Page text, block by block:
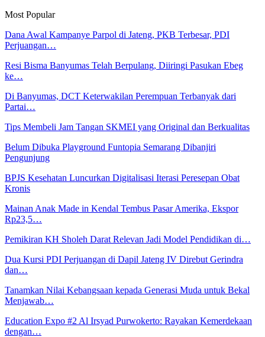
Most Popular
Dana Awal Kampanye Parpol di Jateng, PKB Terbesar, PDI
Perjuangan…
Resi Bisma Banyumas Telah Berpulang, Diiringi Pasukan Ebeg
ke…
Di Banyumas, DCT Keterwakilan Perempuan Terbanyak dari
Partai…
Tips Membeli Jam Tangan SKMEI yang Original dan Berkualitas
Belum Dibuka Playground Funtopia Semarang Dibanjiri
Pengunjung
BPJS Kesehatan Luncurkan Digitalisasi Iterasi Peresepan Obat
Kronis
Mainan Anak Made in Kendal Tembus Pasar Amerika, Ekspor
Rp23,5…
Pemikiran KH Sholeh Darat Relevan Jadi Model Pendidikan di…
Dua Kursi PDI Perjuangan di Dapil Jateng IV Direbut Gerindra
dan…
Tanamkan Nilai Kebangsaan kepada Generasi Muda untuk Bekal
Menjawab…
Education Expo #2 Al Irsyad Purwokerto: Rayakan Kemerdekaan
dengan…